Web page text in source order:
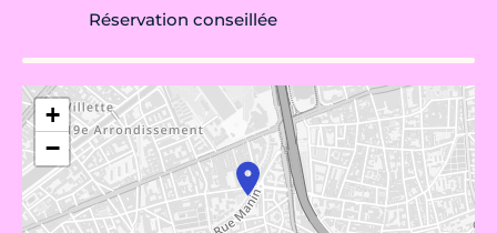
Réservation conseillée
+
−